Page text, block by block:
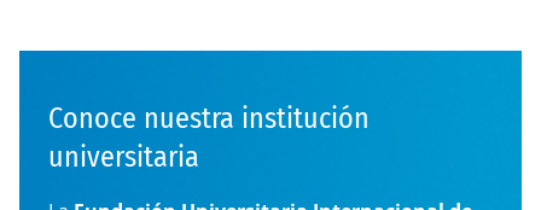
Conoce nuestra institución
universitaria